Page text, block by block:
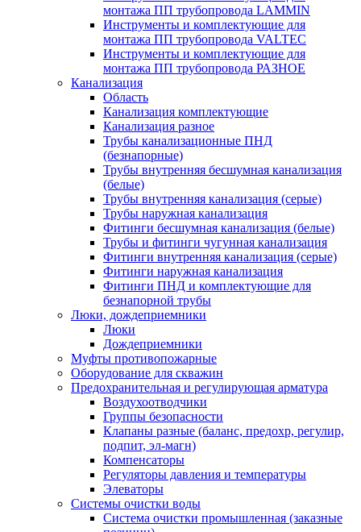
монтажа ПП трубопровода LAMMIN
Инструменты и комплектующие для
монтажа ПП трубопровода VALTEC
Инструменты и комплектующие для
монтажа ПП трубопровода РАЗНОЕ
Канализация
Область
Канализация комплектующие
Канализация разное
Трубы канализационные ПНД
(безнапорные)
Трубы внутренняя бесшумная канализация
(белые)
Трубы внутренняя канализация (серые)
Трубы наружная канализация
Фитинги бесшумная канализация (белые)
Трубы и фитинги чугунная канализация
Фитинги внутренняя канализация (серые)
Фитинги наружная канализация
Фитинги ПНД и комплектующие для
безнапорной трубы
Люки, дождеприемники
Люки
Дождеприемники
Муфты противопожарные
Оборудование для скважин
Предохранительная и регулирующая арматура
Воздухоотводчики
Группы безопасности
Клапаны разные (баланс, предохр, регулир,
подпит, эл-магн)
Компенсаторы
Регуляторы давления и температуры
Элеваторы
Системы очистки воды
Система очистки промышленная (заказные